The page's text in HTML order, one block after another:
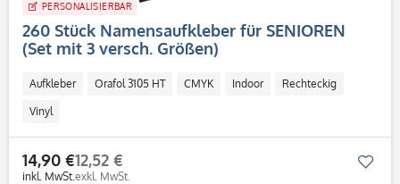
PERSONALISIERBAR
260 Stück Namensaufkleber für SENIOREN
(Set mit 3 versch. Größen)
Aufkleber Orafol 3105 HT CMYK Indoor Rechteckig
Vinyl
14,90 €
inkl. MwSt.
12,52 €
exkl. MwSt.